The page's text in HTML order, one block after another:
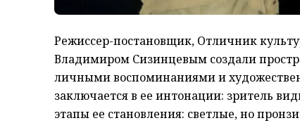
Режиссер-постановщик, Отличник
Владимиром Сизинцевым создали
личными воспоминаниями и
заключается в ее интонации: зритель
этапы ее становления: светлые, но